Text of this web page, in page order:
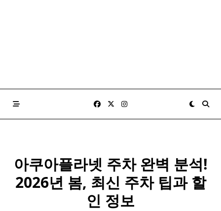
아쿠아플라넷 주차 완벽 분석!
2026년 봄, 최신 주차 팁과 할
인 정보